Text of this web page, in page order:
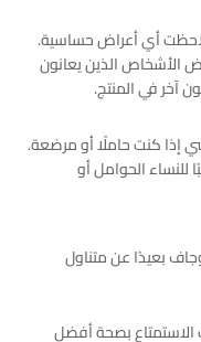
أي أعراض حساسية.
الأشخاص الذين يعانون
في المنتج.
إذا كنت حاملًا أو مرضعة.
الحوامل أو
بعيدًا عن متناول
بصحة أفضل